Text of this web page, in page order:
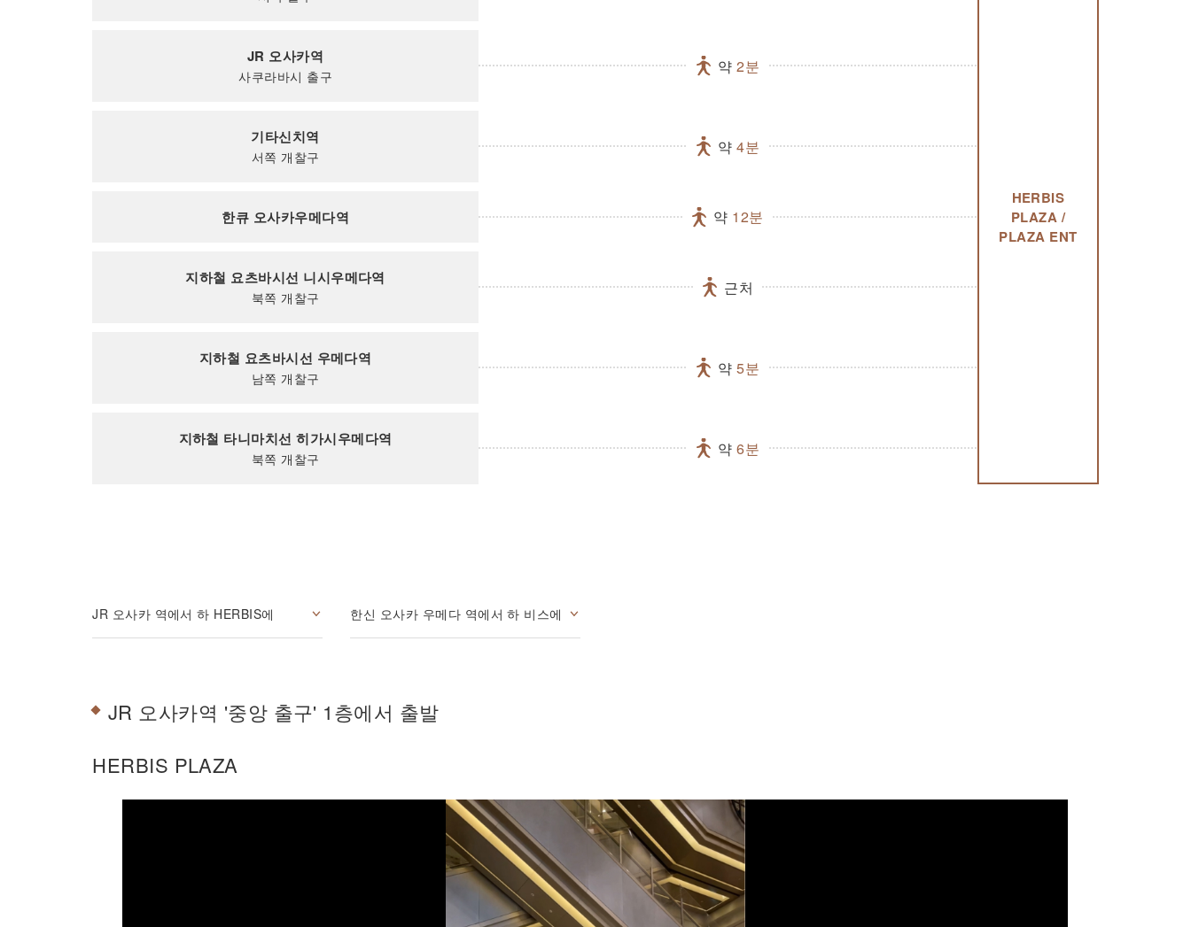
JR 오사카역
사쿠라바시 출구 약2분
기타신치역
서쪽 개찰구 약4분
한큐 오사카우메다역 약 12분
지하철 요츠바시선 니시우메다역
북쪽 개찰구 근처
지하철 요츠바시선 우메다역
남쪽 개찰구 약5분
지하철 타니마치선 히가시우메다역
북쪽 개찰구 약6분
HERBIS
PLAZA /
PLAZA ENT
JR 오사카 역에서 하 HERBIS에 한신 오사카 우메다 역에서 하 비스에
JR 오사카역 '중앙 출구' 1층에서 출발
HERBIS PLAZA